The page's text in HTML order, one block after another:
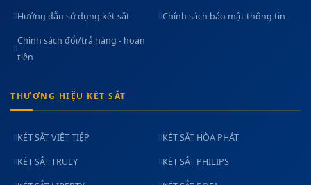
Hướng dẫn sử dụng két sắt Chính sách bảo mật thông tin
Chính sách đổi/trả hàng - hoàn
tiền
THƯƠNG HIỆU KÉT SẮT
KÉT SẮT VIỆT TIỆP KÉT SẮT HÒA PHÁT
KÉT SẮT TRULY KÉT SẮT PHILIPS